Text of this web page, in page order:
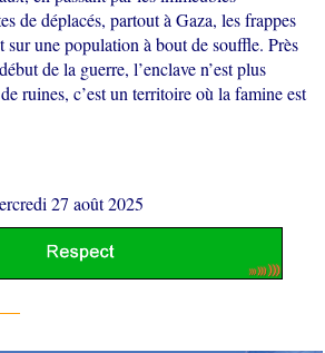
de déplacés, partout à Gaza, les frappes
sur une population à bout de souffle. Près
de la guerre, l’enclave n’est plus
ruines, c’est un territoire où la famine est
27 août 2025